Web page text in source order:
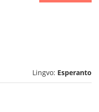
Lingvo: Esperanto